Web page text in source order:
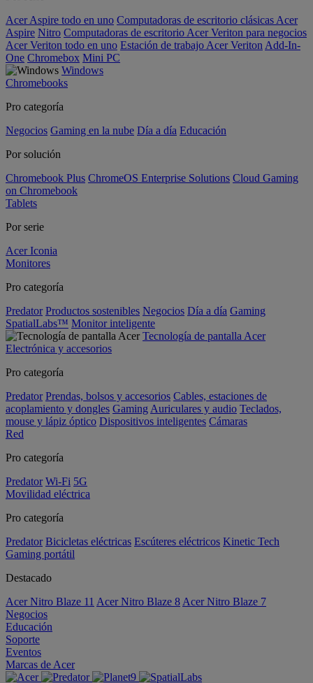
Acer Aspire todo en uno Computadoras de escritorio clásicas Acer
Aspire Nitro Computadoras de escritorio Acer Veriton para negocios
Acer Veriton todo en uno Estación de trabajo Acer Veriton Add-In-
One Chromebox Mini PC
Windows
Chromebooks
Pro categoría
Negocios Gaming en la nube Día a día Educación
Por solución
Chromebook Plus ChromeOS Enterprise Solutions Cloud Gaming
on Chromebook
Tablets
Por serie
Acer Iconia
Monitores
Pro categoría
Predator Productos sostenibles Negocios Día a día Gaming
SpatialLabs™ Monitor inteligente
Tecnología de pantalla Acer
Electrónica y accesorios
Pro categoría
Predator Prendas, bolsos y accesorios Cables, estaciones de
acoplamiento y dongles Gaming Auriculares y audio Teclados,
mouse y lápiz óptico Dispositivos inteligentes Cámaras
Red
Pro categoría
Predator Wi-Fi 5G
Movilidad eléctrica
Pro categoría
Predator Bicicletas eléctricas Escúteres eléctricos Kinetic Tech
Gaming portátil
Destacado
Acer Nitro Blaze 11 Acer Nitro Blaze 8 Acer Nitro Blaze 7
Negocios
Educación
Soporte
Eventos
Marcas de Acer